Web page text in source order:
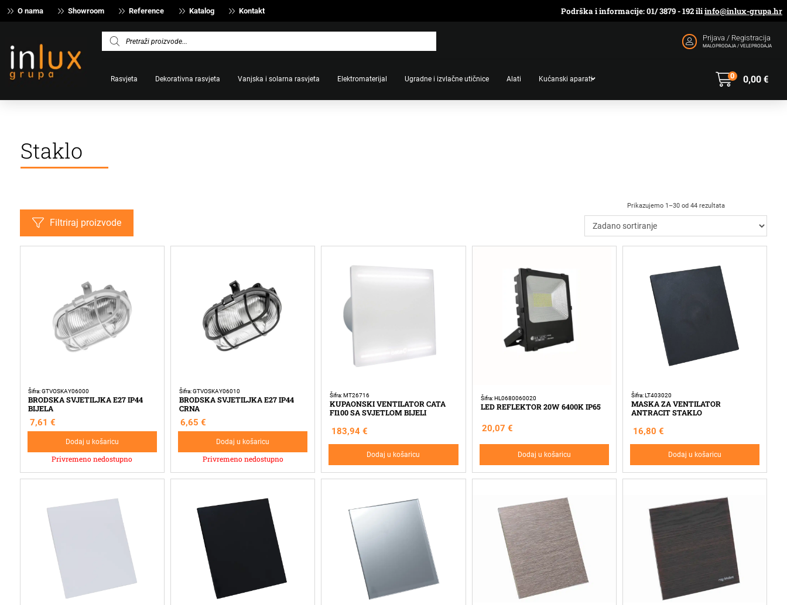
O nama Showroom Reference Katalog Kontakt Podrška i informacije: 01/ 3879 - 192 iliinfo@inlux-grupa.hr
Products
search
Prijava / Registracija
MALOPRODAJA / VELEPRODAJA
Rasvjeta Dekorativna rasvjeta Vanjska i solarna rasvjeta Elektromaterijal Ugradne i izvlačne utičnice Alati Kućanski aparati 0,00€
0
Staklo
Filtriraj proizvode
Prikazujemo 1–30 od 44 rezultata
Šifra: GTVOSKAY06000
BRODSKA SVJETILJKA E27 IP44
BIJELA
7,61€
Dodaj u košaricu
Privremeno nedostupno
Šifra: GTVOSKAY06010
BRODSKA SVJETILJKA E27 IP44
CRNA
6,65€
Dodaj u košaricu
Privremeno nedostupno
Šifra: MT26716
KUPAONSKI VENTILATOR CATA
FI100 SA SVJETLOM BIJELI
183,94 €
Dodaj u košaricu
Šifra: HL0680060020
LED REFLEKTOR 20W 6400K IP65
20,07€
Dodaj u košaricu
Šifra: LT403020
MASKA ZA VENTILATOR
ANTRACIT STAKLO
16,80 €
Dodaj u košaricu